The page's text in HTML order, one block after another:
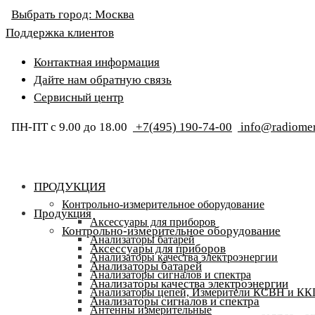
Выбрать город: Москва
Поддержка клиентов
Контактная информация
Дайте нам обратную связь
Сервисный центр
ПН-ПТ с 9.00 до 18.00 +7(495) 190-74-00
ПРОДУКЦИЯ
Контрольно-измерительное оборудование
Аксессуары для приборов
Анализаторы батарей
Анализаторы качества электроэнергии
Анализаторы сигналов и спектра
Анализаторы цепей, Измерители КСВН и
Антенны измерительные
Продукция
Контрольно-измерительное оборудование
Аксессуары для приборов
Анализаторы батарей
Анализаторы качества электроэнергии
Анализаторы сигналов и спектра